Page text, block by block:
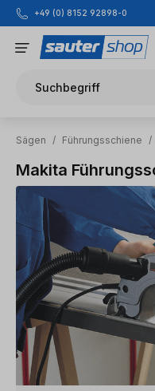
Zum Hauptinhalt
+49 (0) 8152 92898-0
Suchbegriff
Sägen / Führungsschiene /
Makita